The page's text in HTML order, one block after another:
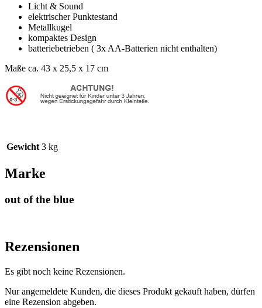
Licht & Sound
elektrischer Punktestand
Metallkugel
kompaktes Design
batteriebetrieben ( 3x AA-Batterien nicht enthalten)
Maße ca. 43 x 25,5 x 17 cm
Gewicht 3 kg
Marke
out of the blue
Rezensionen
Es gibt noch keine Rezensionen.
Nur angemeldete Kunden, die dieses Produkt gekauft haben, dürfen
eine Rezension abgeben.